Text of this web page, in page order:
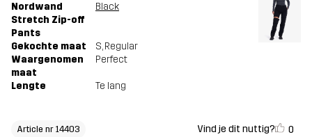
Nordwand
Stretch Zip-off
Pants
Black
Gekochte maat S, Regular
Waargenomen
maat
Perfect
Lengte Te lang
Article nr 14403 Vind je dit nuttig? 0